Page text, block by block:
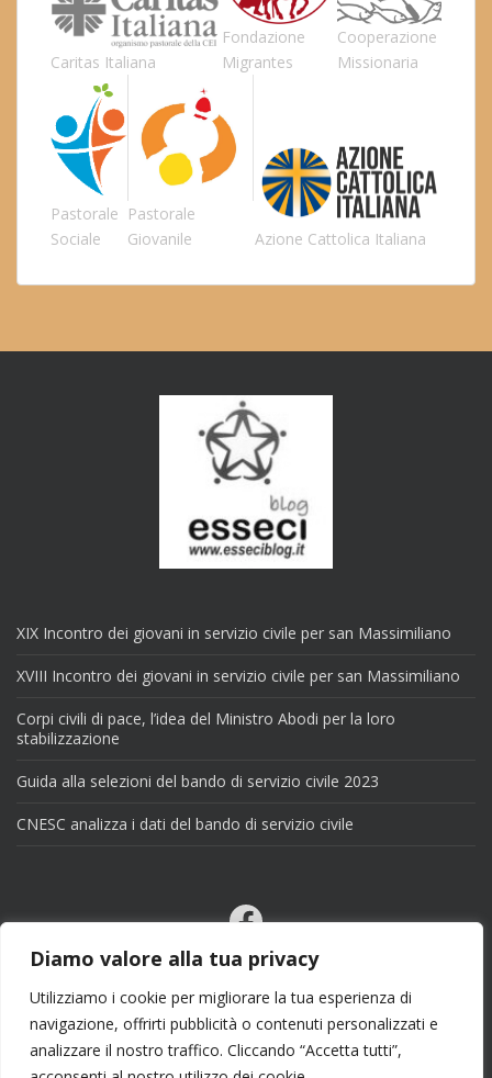
Diamo valore alla tua privacy
Utilizziamo i cookie per migliorare la tua esperienza di
navigazione, offrirti pubblicità o contenuti personalizzati e
analizzare il nostro traffico. Cliccando “Accetta tutti”,
Caritas Italiana
Fondazione
Migrantes
Cooperazione
Missionaria
Pastorale
Sociale
Pastorale
Giovanile
Azione Cattolica Italiana
XIX Incontro dei giovani in servizio civile per san Massimiliano
XVIII Incontro dei giovani in servizio civile per san Massimiliano
Corpi civili di pace, l’idea del Ministro Abodi per la loro
stabilizzazione
Guida alla selezioni del bando di servizio civile 2023
CNESC analizza i dati del bando di servizio civile
Facebook
Email
X